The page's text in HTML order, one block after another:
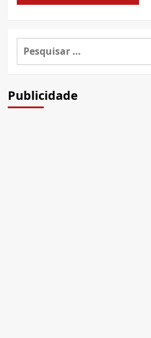
Pesquisar
por:
Publicidade